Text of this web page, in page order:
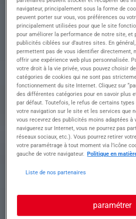
diverses techniques de
• Réaliser des opérations de
de pièces métalliques
• Assembler divers éléments
précision et efficacité
• Maîtriser les techniques de
MAG
• Lire et interpréter avec
schémas techniques
• Utiliser des outils de contrôle
conformité des pièces
Profil
Rejoignez-nous en tant que
talentueux(se) et passionné(e),
navigateur, principalement sous la forme de
peuvent porter sur vous, vos préférences ou
principalement utilisées pour que le site
pour améliorer la performance de notre site, et
publicités ciblées sur d’autres sites. En
permettent pas de vous identifier directement,
offrir une expérience web plus personnalisée.
votre droit à la vie privée, vous pouvez choisir
catégories de cookies qui ne sont pas
fonctionnement du site Internet. Cliquez sur
des différentes catégories pour en savoir plus
par défaut. Toutefois, le refus de certains
votre navigation sur le site et les services que
vous recevrez des publicités moins adaptées à
naviguerez sur Internet, vous ne pourrez pas
réseaux sociaux, etc.). Vous pourrez retirer
votre paramétrage à tout moment via l’icône
gauche de votre navigateur. Politique en
Liste de nos partenaires
paramétrer